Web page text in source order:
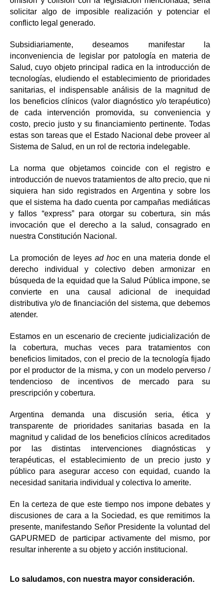
solicitar algo de imposible realización y potenciar el
conflicto legal generado.
Subsidiariamente, deseamos manifestar la
inconveniencia de legislar por patología en materia de
Salud, cuyo objeto principal radica en la introducción de
tecnologías, eludiendo el establecimiento de prioridades
sanitarias, el indispensable análisis de la magnitud de
los beneficios clínicos (valor diagnóstico y/o terapéutico)
de cada intervención promovida, su conveniencia y
costo, precio justo y su financiamiento pertinente. Todas
estas son tareas que el Estado Nacional debe proveer al
Sistema de Salud, en un rol de rectoria indelegable.
La norma que objetamos coincide con el registro e
introducción de nuevos tratamientos de alto precio, que ni
siquiera han sido registrados en Argentina y sobre los
que el sistema ha dado cuenta por campañas mediáticas
y fallos “express” para otorgar su cobertura, sin más
invocación que el derecho a la salud, consagrado en
nuestra Constitución Nacional.
La promoción de leyes ad hocen una materia donde el
derecho individual y colectivo deben armonizar en
búsqueda de la equidad que la Salud Pública impone, se
convierte en una causal adicional de inequidad
distributiva y/o de financiación del sistema, que debemos
atender.
Estamos en un escenario de creciente judicialización de
la cobertura, muchas veces para tratamientos con
beneficios limitados, con el precio de la tecnología fijado
por el productor de la misma, y con un modelo perverso /
tendencioso de incentivos de mercado para su
prescripción y cobertura.
Argentina demanda una discusión seria, ética y
transparente de prioridades sanitarias basada en la
magnitud y calidad de los beneficios clínicos acreditados
por las distintas intervenciones diagnósticas y
terapéuticas, el establecimiento de un precio justo y
público para asegurar acceso con equidad, cuando la
necesidad sanitaria individual y colectiva lo amerite.
En la certeza de que este tiempo nos impone debates y
discusiones de cara a la Sociedad, es que remitimos la
presente, manifestando Señor Presidente la voluntad del
GAPURMED de participar activamente del mismo, por
resultar inherente a su objeto y acción institucional.
Lo saludamos, con nuestra mayor consideración.